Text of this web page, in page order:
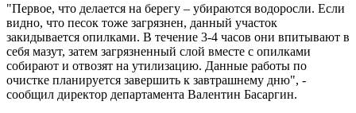
"Первое, что делается на берегу – убираются водоросли. Если
видно, что песок тоже загрязнен, данный участок
закидывается опилками. В течение 3-4 часов они впитывают в
себя мазут, затем загрязненный слой вместе с опилками
собирают и отвозят на утилизацию. Данные работы по
очистке планируется завершить к завтрашнему дню", -
сообщил директор департамента Валентин Басаргин.